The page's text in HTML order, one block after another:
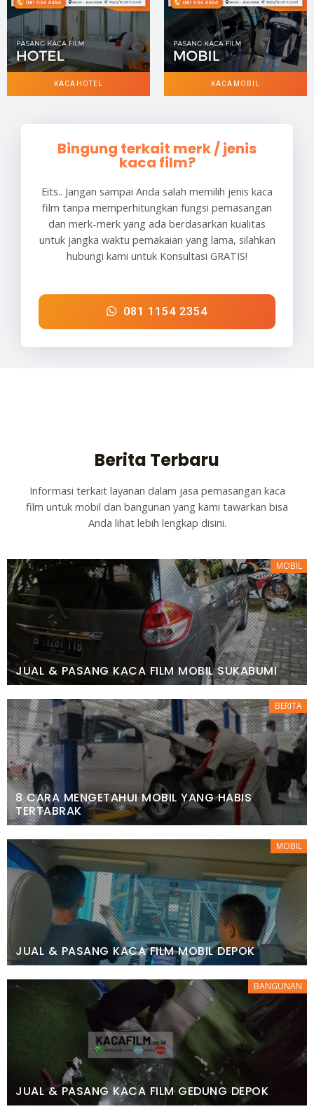
KACA HOTEL KACA MOBIL
Bingung terkait merk / jenis
kaca film?
Eits.. Jangan sampai Anda salah memilih jenis kaca
film tanpa memperhitungkan fungsi pemasangan
dan merk-merk yang ada berdasarkan kualitas
untuk jangka waktu pemakaian yang lama, silahkan
hubungi kami untuk Konsultasi GRATIS!
081 1154 2354
Berita Terbaru
Informasi terkait layanan dalam jasa pemasangan kaca
film untuk mobil dan bangunan yang kami tawarkan bisa
Anda lihat lebih lengkap disini.
MOBIL
JUAL & PASANG KACA FILM MOBIL SUKABUMI
BERITA
8 CARA MENGETAHUI MOBIL YANG HABIS
TERTABRAK
MOBIL
JUAL & PASANG KACA FILM MOBIL DEPOK
BANGUNAN
JUAL & PASANG KACA FILM GEDUNG DEPOK